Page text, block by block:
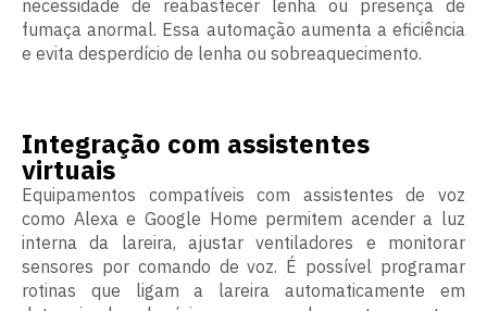
necessidade de reabastecer lenha ou presença de
fumaça anormal. Essa automação aumenta a eficiência
e evita desperdício de lenha ou sobreaquecimento.
Integração com assistentes
virtuais
Equipamentos compatíveis com assistentes de voz
como Alexa e Google Home permitem acender a luz
interna da lareira, ajustar ventiladores e monitorar
sensores por comando de voz. É possível programar
rotinas que ligam a lareira automaticamente em